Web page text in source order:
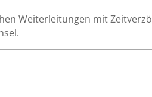
Weiterleitungen mit